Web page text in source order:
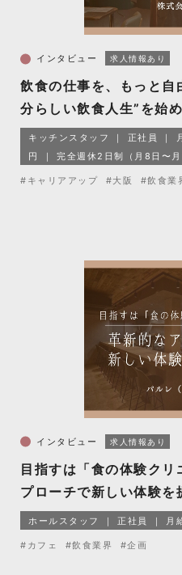
インタビュー 求人情報あり
飲食の仕事を、もっと自
分らしい飲食人生”を始
キッチンスタッフ 正社員
円
完全週休2日制（月8日〜月
#キャリアアップ #大阪 #飲食業
インタビュー 求人情報あり
目指すは「食の体験ク
プローチで新しい体験を
（Parler）
ホールスタッフ 正社員 月
#カフェ #飲食業界 #企画